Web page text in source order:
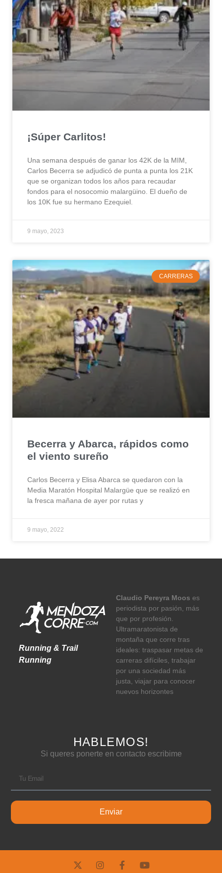
¡Súper Carlitos!
Una semana después de ganar los 42K de la MIM,
Carlos Becerra se adjudicó de punta a punta los 21K
que se organizan todos los años para recaudar
fondos para el nosocomio malargüino. El dueño de
los 10K fue su hermano Ezequiel.
9 mayo, 2023
CARRERAS
Becerra y Abarca, rápidos como
el viento sureño
Carlos Becerra y Elisa Abarca se quedaron con la
Media Maratón Hospital Malargüe que se realizó en
la fresca mañana de ayer por rutas y
9 mayo, 2022
Running & Trail
Running
Claudio Pereyra Moos es
periodista por pasión, más
que por profesión.
Ultramaratonista de
montaña que corre tras
ideales: traspasar metas de
carreras difíciles, trabajar
por una sociedad más
justa, viajar para conocer
nuevos horizontes
HABLEMOS!
Si queres ponerte en contacto escribime
Enviar